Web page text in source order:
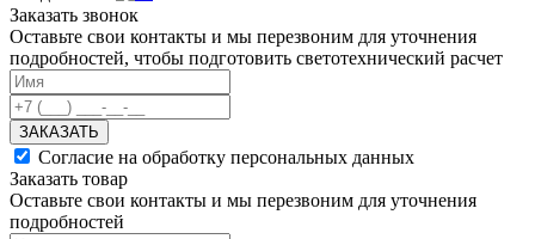
Заказать звонок
Оставьте свои контакты и мы перезвоним для уточнения
подробностей, чтобы подготовить светотехнический расчет
ЗАКАЗАТЬ
Согласие на обработку персональных данных
Заказать товар
Оставьте свои контакты и мы перезвоним для уточнения
подробностей